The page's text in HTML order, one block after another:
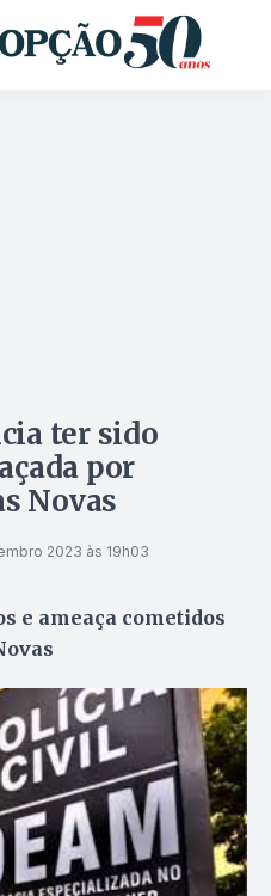
ter sido
por
Novas
2023 às 19h03
e ameaça cometidos